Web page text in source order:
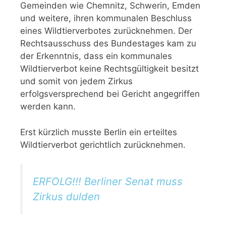
Gemeinden wie Chemnitz, Schwerin, Emden
und weitere, ihren kommunalen Beschluss
eines Wildtierverbotes zurücknehmen. Der
Rechtsausschuss des Bundestages kam zu
der Erkenntnis, dass ein kommunales
Wildtierverbot keine Rechtsgültigkeit besitzt
und somit von jedem Zirkus
erfolgsversprechend bei Gericht angegriffen
werden kann.
Erst kürzlich musste Berlin ein erteiltes
Wildtierverbot gerichtlich zurücknehmen.
ERFOLG!!! Berliner Senat muss
Zirkus dulden